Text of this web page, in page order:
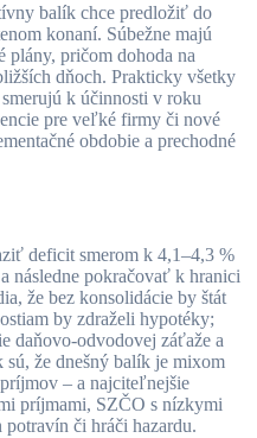
balík chce predložiť do
konaní. Súbežne majú
plány, pričom dohoda na
dňoch. Prakticky všetky
k účinnosti v roku
pre veľké firmy či nové
obdobie a prechodné
deficit smerom k 4,1–4,3 %
následne pokračovať k hranici
že bez konsolidácie by štát
by zdraželi hypotéky;
daňovo-odvodovej záťaže a
sú, že dnešný balík je mixom
– a najciteľnejšie
príjmami, SZČO s nízkymi
či hráči hazardu.